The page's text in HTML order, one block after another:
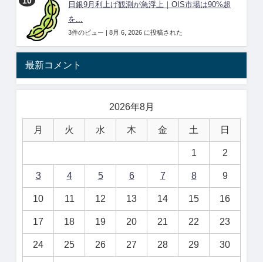
日銀9月利上げ観測が急浮上｜OIS市場は90%超
を...
3件のビュー | 8月 6, 2026 に投稿された
最新コメント
2026年8月
月 火 水 木 金 土 日
1 2
3 4 5 6 7 8 9
10 11 12 13 14 15 16
17 18 19 20 21 22 23
24 25 26 27 28 29 30